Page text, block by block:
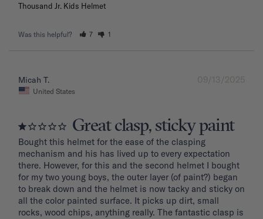
Thousand Jr. Kids Helmet
Was this helpful? 7 1
09/13/2025
Micah T.
United States
Great clasp, sticky paint
Bought this helmet for the ease of the clasping
mechanism and his has lived up to every expectation
there. However, for this and the second helmet I bought
for my two young boys, the outer layer (of paint?) began
to break down and the helmet is now tacky and sticky on
all the color painted surface. It picks up dirt, small
rocks, wood chips, anything really. The fantastic clasp is